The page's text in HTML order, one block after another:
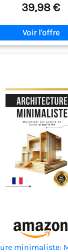
39,98 €
minimaliste: